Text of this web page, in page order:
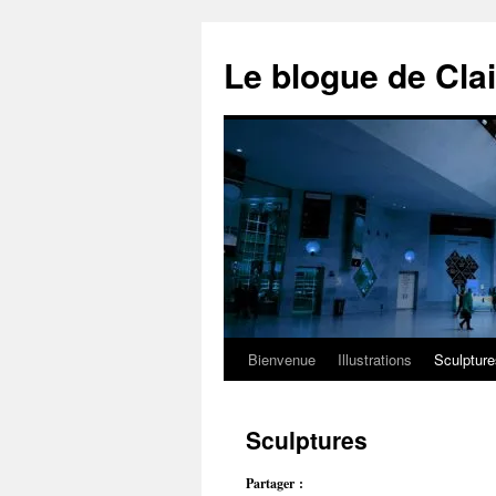
contenu
Le blogue de
Bienvenue Illustrations
Sculptures
Partager :